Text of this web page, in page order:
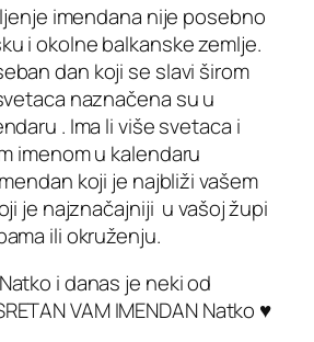
imendana nije posebno
i okolne balkanske zemlje.
dan koji se slavi širom
naznačena su u
. Ima li više svetaca i
imenom u kalendaru
koji je najbliži vašem
je najznačajniji u vašoj župi
ili okruženju.
i danas je neki od
VAM IMENDAN Natko ♥